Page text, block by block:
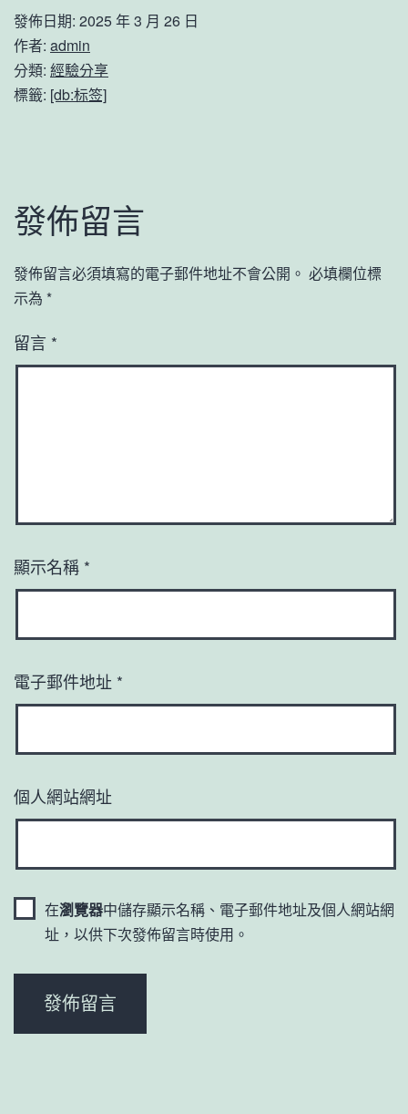
發佈日期: 2025 年 3 月 26 日
作者: admin
分類: 經驗分享
標籤: [db:标签]
發佈留言
發佈留言必須填寫的電子郵件地址不會公開。 必填欄位標
示為 *
留言 *
顯示名稱 *
電子郵件地址 *
個人網站網址
在瀏覽器中儲存顯示名稱、電子郵件地址及個人網站網
址，以供下次發佈留言時使用。